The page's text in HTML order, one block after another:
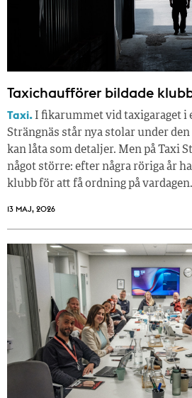
Taxichaufförer bildade
Taxi. I fikarummet vid taxigaraget
Strängnäs står nya stolar under
kan låta som detaljer. Men på Taxi
något större: efter några röriga år
klubb för att få ordning på vardagen.
13 MAJ, 2026